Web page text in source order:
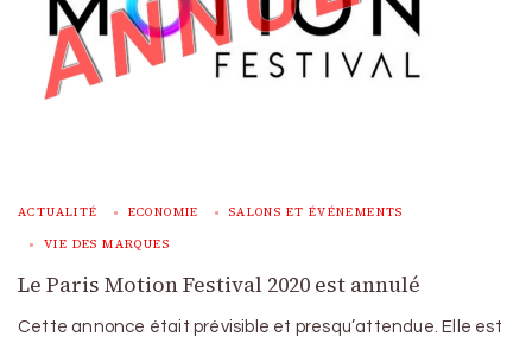
ACTUALITÉ ECONOMIE SALONS ET ÉVÉNEMENTS
VIE DES MARQUES
Le Paris Motion Festival 2020 est annulé
Cette annonce était prévisible et presqu’attendue. Elle est